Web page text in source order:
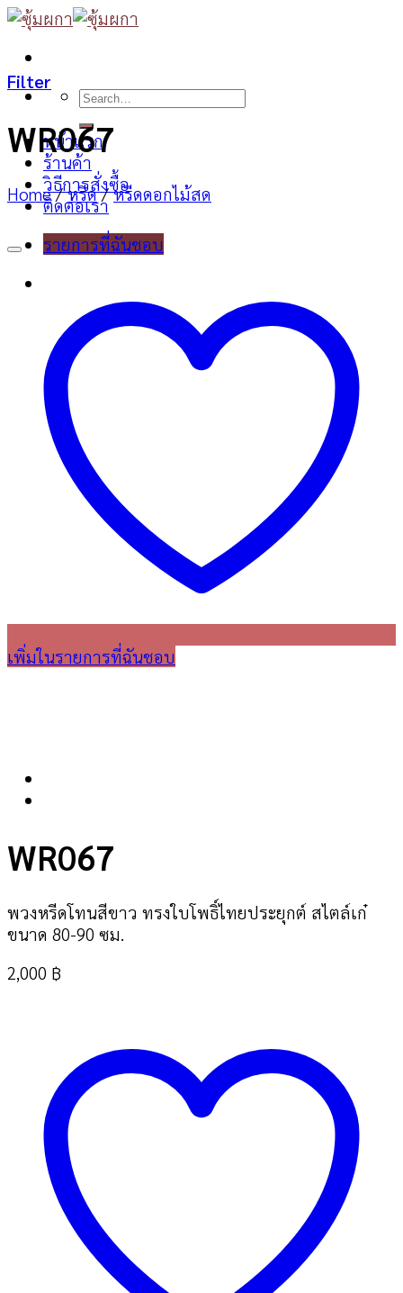
Skip
content
Search
หน้าแรก
ร้านค้า
วิธีการสั่งซื้อ
ติดต่อเรา
รายการที่ฉันชอบ
Filter
WR067
Home / หรีด / หรีดดอกไม้สด
เพิ่มในรายการที่ฉันชอบ
WR067
พวงหรีดโทนสีขาว ทรงใบโพธิ์ไทยประยุกต์ สไตล์เก๋
ขนาด 80-90 ซม.
2,000 ฿